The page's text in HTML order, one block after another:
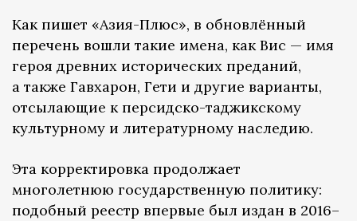
Как пишет «Азия-Плюс», в обновлённый
перечень вошли такие имена, как Вис — имя
героя древних исторических преданий,
а также Гавхарон, Гети и другие варианты,
отсылающие к персидско-таджикскому
культурному и литературному наследию.
Эта корректировка продолжает
многолетнюю государственную политику:
подобный реестр впервые был издан в 2016–